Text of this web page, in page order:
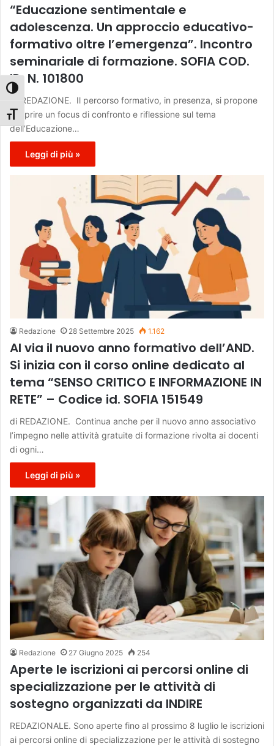
Attiva/disattiva alto contrasto
Attiva/disattiva dimensione testo
“Educazione sentimentale e
adolescenza. Un approccio educativo-
formativo oltre l’emergenza”. Incontro
seminariale di formazione. SOFIA COD.
ID. N. 101800
DI REDAZIONE. Il percorso formativo, in presenza, si propone
di aprire un focus di confronto e riflessione sul tema
dell’Educazione…
Leggi di più »
Redazione 28 Settembre 2025 1.162
Al via il nuovo anno formativo dell’AND.
Si inizia con il corso online dedicato al
tema “SENSO CRITICO E INFORMAZIONE IN
RETE” – Codice id. SOFIA 151549
di REDAZIONE. Continua anche per il nuovo anno associativo
l’impegno nelle attività gratuite di formazione rivolta ai docenti
di ogni…
Leggi di più »
Redazione 27 Giugno 2025 254
Aperte le iscrizioni ai percorsi online di
specializzazione per le attività di
sostegno organizzati da INDIRE
REDAZIONALE. Sono aperte fino al prossimo 8 luglio le iscrizioni
ai percorsi online di specializzazione per le attività di sostegno